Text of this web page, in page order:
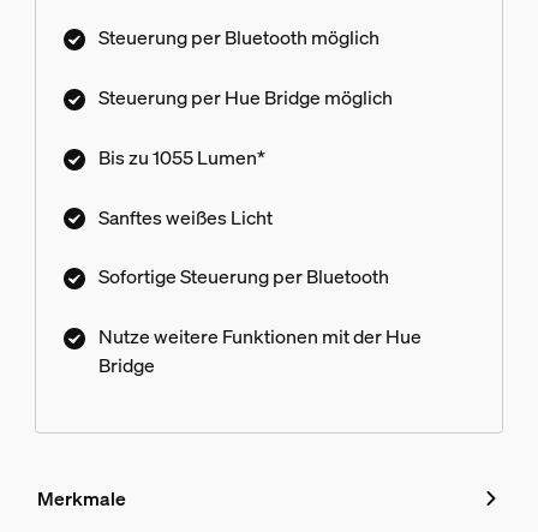
Steuerung per Bluetooth möglich
Steuerung per Hue Bridge möglich
Bis zu 1055 Lumen*
Sanftes weißes Licht
Sofortige Steuerung per Bluetooth
Nutze weitere Funktionen mit der Hue
Bridge
Merkmale